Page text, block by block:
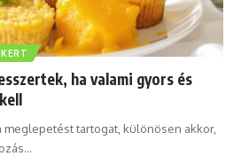
ha valami gyors és
meglepetést tartogat, különösen akkor,
…